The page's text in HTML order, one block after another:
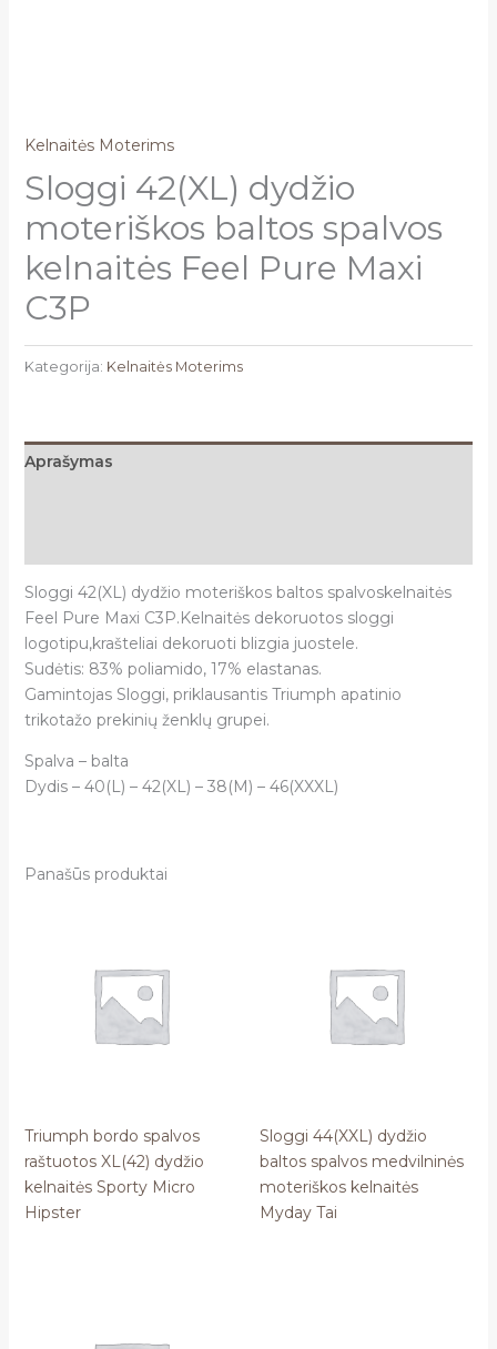
Kelnaitės Moterims
Sloggi 42(XL) dydžio
moteriškos baltos spalvos
kelnaitės Feel Pure Maxi
C3P
Kategorija: Kelnaitės Moterims
Aprašymas
Sloggi 42(XL) dydžio moteriškos baltos spalvoskelnaitės
Feel Pure Maxi C3P.Kelnaitės dekoruotos sloggi
logotipu,krašteliai dekoruoti blizgia juostele.
Sudėtis: 83% poliamido, 17% elastanas.
Gamintojas Sloggi, priklausantis Triumph apatinio
trikotažo prekinių ženklų grupei.
Spalva – balta
Dydis – 40(L) – 42(XL) – 38(M) – 46(XXXL)
Panašūs produktai
Triumph bordo spalvos
raštuotos XL(42) dydžio
kelnaitės Sporty Micro
Hipster
Sloggi 44(XXL) dydžio
baltos spalvos medvilninės
moteriškos kelnaitės
Myday Tai